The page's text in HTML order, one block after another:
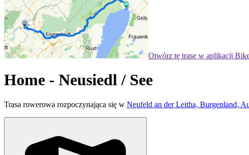
Otwórz tę trasę w aplikacji
Home - Neusiedl / See
Trasa rowerowa rozpoczynająca się w Neufeld an der Leitha, Burgenland,